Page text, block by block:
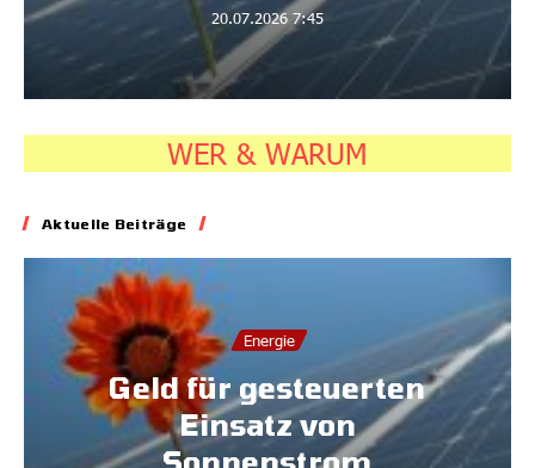
20.07.2026 7:45
WER & WARUM
Aktuelle Beiträge
Energie
Geld für gesteuerten
Einsatz von